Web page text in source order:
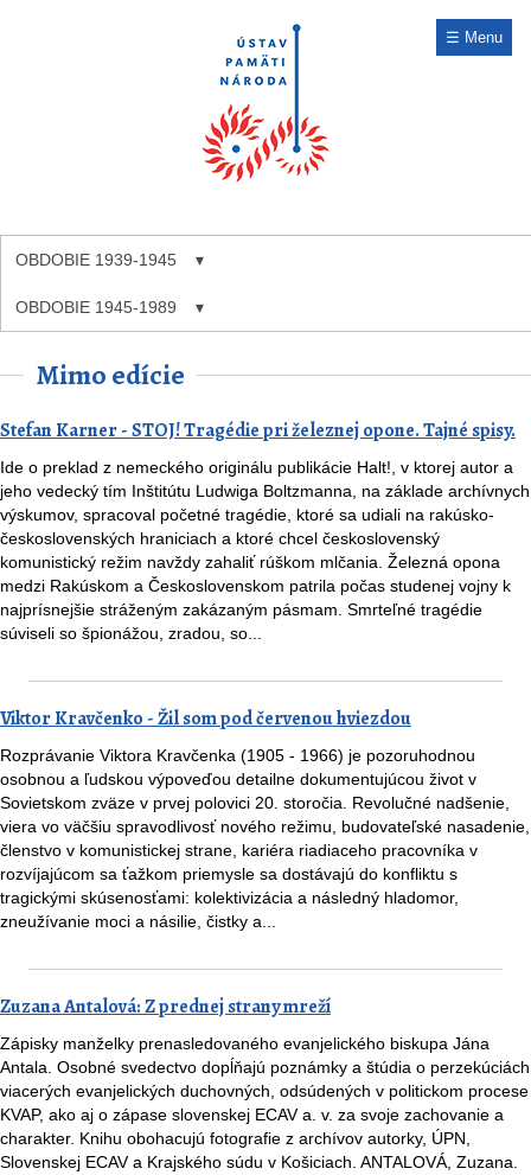
☰ Menu
OBDOBIE 1939-1945
OBDOBIE 1945-1989
Mimo edície
Stefan Karner - STOJ! Tragédie pri železnej opone. Tajné spisy.
Ide o preklad z nemeckého originálu publikácie Halt!, v ktorej autor a
jeho vedecký tím Inštitútu Ludwiga Boltzmanna, na základe archívnych
výskumov, spracoval početné tragédie, ktoré sa udiali na rakúsko-
československých hraniciach a ktoré chcel československý
komunistický režim navždy zahaliť rúškom mlčania. Železná opona
medzi Rakúskom a Československom patrila počas studenej vojny k
najprísnejšie stráženým zakázaným pásmam. Smrteľné tragédie
súviseli so špionážou, zradou, so...
Viktor Kravčenko - Žil som pod červenou hviezdou
Rozprávanie Viktora Kravčenka (1905 - 1966) je pozoruhodnou
osobnou a ľudskou výpoveďou detailne dokumentujúcou život v
Sovietskom zväze v prvej polovici 20. storočia. Revolučné nadšenie,
viera vo väčšiu spravodlivosť nového režimu, budovateľské nasadenie,
členstvo v komunistickej strane, kariéra riadiaceho pracovníka v
rozvíjajúcom sa ťažkom priemysle sa dostávajú do konfliktu s
tragickými skúsenosťami: kolektivizácia a následný hladomor,
zneužívanie moci a násilie, čistky a...
Zuzana Antalová: Z prednej strany mreží
Zápisky manželky prenasledovaného evanjelického biskupa Jána
Antala. Osobné svedectvo dopĺňajú poznámky a štúdia o perzekúciách
viacerých evanjelických duchovných, odsúdených v politickom procese
KVAP, ako aj o zápase slovenskej ECAV a. v. za svoje zachovanie a
charakter. Knihu obohacujú fotografie z archívov autorky, ÚPN,
Slovenskej ECAV a Krajského súdu v Košiciach. ANTALOVÁ, Zuzana.